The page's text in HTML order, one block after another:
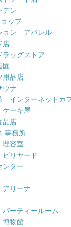
デン
ップ
ョン アパレル
店
ッグストア
用品店
ナ
インターネットカ
ーキ屋
品店
事務所
容室
リヤード
ンター
リーナ
ーティールーム
物館